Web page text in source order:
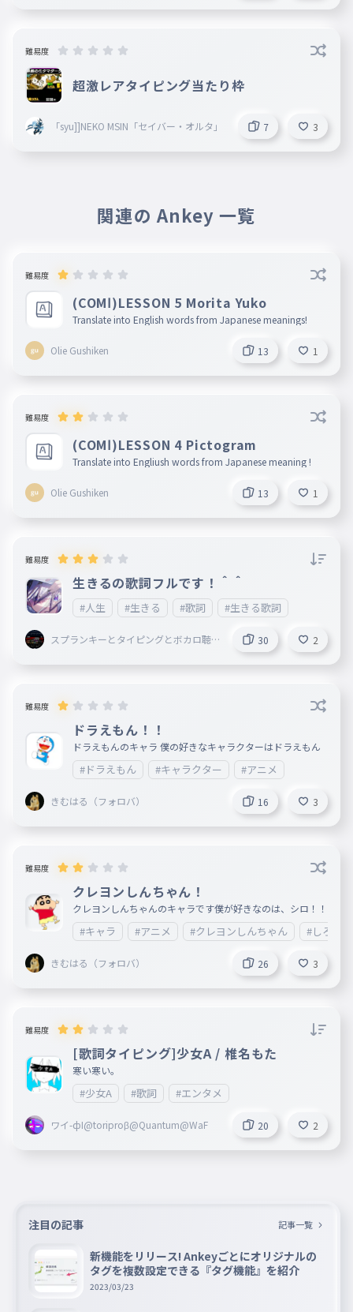
難易度
超激レアタイピング当たり枠
「syu]]NEKO MSIN「セイバー・オルタ」 7 3
関連の Ankey 一覧
難易度
(COMⅠ)LESSON 5 Morita Yuko
Translate into English words from Japanese meanings!
Olie Gushiken 13 1
難易度
(COMⅠ)LESSON 4 Pictogram
Translate into Engliush words from Japanese meaning !
Olie Gushiken 13 1
難易度
生きるの歌詞フルです！＾＾
#人生 #生きる #歌詞 #生きる歌詞
スプランキーとタイピングとボカロ聴
30 2
難易度
ドラえもん！！
ドラえもんのキャラ 僕の好きなキャラクターはドラえもん
#ドラえもん #キャラクター #アニメ
きむはる（フォロバ） 16 3
難易度
クレヨンしんちゃん！
クレヨンしんちゃんのキャラです僕が好きなのは、シロ！！
#キャラ #アニメ #クレヨンしんちゃん #しろ
きむはる（フォロバ） 26 3
難易度
[歌詞タイピング]少女A / 椎名もた
寒い寒い。
#少女A #歌詞 #エンタメ
ワイ-фI@toriproβ@Quantum@WaF 20 2
注目の記事 記事一覧
新機能をリリース! Ankeyごとにオリジナルの
タグを複数設定できる『タグ機能』を紹介
2023/03/23